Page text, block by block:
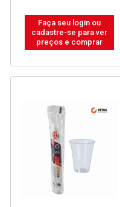
Faça seu login ou
cadastre-se para ver
preços e comprar